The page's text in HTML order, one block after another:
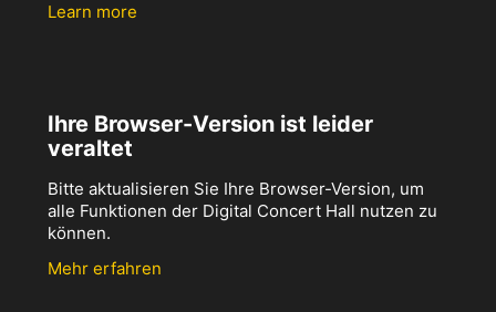
Learn more
Ihre Browser-Version ist leider
veraltet
Bitte aktualisieren Sie Ihre Browser-Version, um
alle Funktionen der Digital Concert Hall nutzen zu
können.
Mehr erfahren